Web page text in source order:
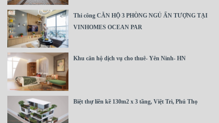
Thi công CĂN HỘ 3 PHÒNG NGỦ ẤN TƯỢNG TẠI
VINHOMES OCEAN PAR
Khu căn hộ dịch vụ cho thuê- Yên Ninh- HN
Biệt thự liền kề 130m2 x 3 tầng, Việt Trì, Phú Thọ